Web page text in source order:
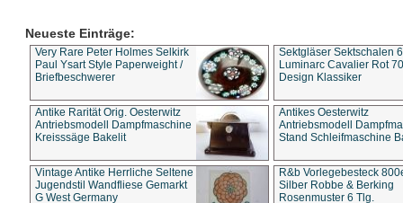
Neueste Einträge:
Very Rare Peter Holmes Selkirk
Paul Ysart Style Paperweight /
Briefbeschwerer
Sektgläser Sektschalen
Luminarc Cavalier Rot
Design Klassiker
Antike Rarität Orig. Oesterwitz
Antriebsmodell Dampfmaschine
Kreisssäge Bakelit
Antikes Oesterwitz
Antriebsmodell
Stand Schleifmaschine
Vintage Antike Herrliche Seltene
Jugendstil Wandfliese Gemarkt
G West Germany
R&b Vorlegebesteck
Silber Robbe & Berking
Rosenmuster 6 Tlg.